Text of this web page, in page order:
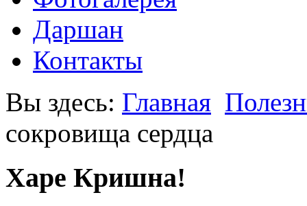
Даршан
Контакты
Вы здесь: Главная
сокровища сердца
Харе Кришна!